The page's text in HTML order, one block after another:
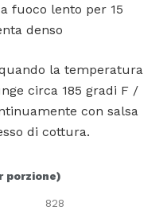
fuoco lento per 15
denso
la temperatura
circa 185 gradi F /
con salsa
di cottura.
porzione)
828